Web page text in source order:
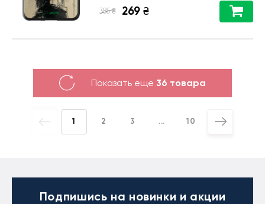
385 ₴ 269 ₴
Показать еще 36 товара
1 2 3 ... 10
Подпишись на новинки и акции